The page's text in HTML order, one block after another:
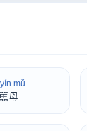
mǔ
母